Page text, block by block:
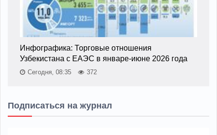
Инфографика: Торговые отношения
Узбекистана с ЕАЭС в январе-июне 2026 года
Сегодня, 08:35 372
Подписаться на журнал